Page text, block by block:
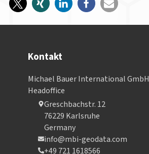
Kontakt
Michael Bauer International GmbH
Headoffice
Greschbachstr. 12
76229 Karlsruhe
Germany
info@mbi-geodata.com
+49 721 1618566